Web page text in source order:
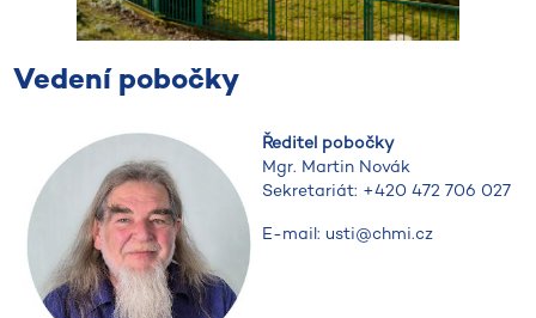
Vedení pobočky
Ředitel pobočky
Mgr. Martin Novák
Sekretariát: +420 472 706 027
E-mail: usti@chmi.cz